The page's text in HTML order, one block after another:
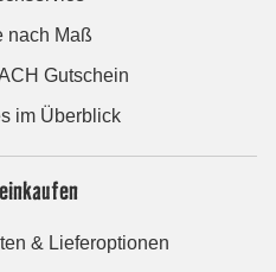
nach Maß
Gutschein
im Überblick
& Lieferoptionen